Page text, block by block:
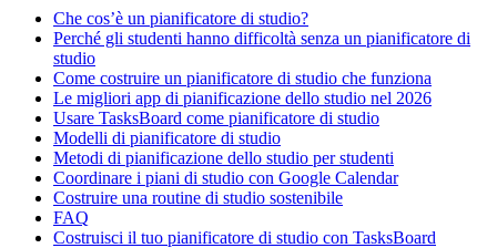
Che cos’è un pianificatore di studio?
Perché gli studenti hanno difficoltà senza un pianificatore di
studio
Come costruire un pianificatore di studio che funziona
Le migliori app di pianificazione dello studio nel 2026
Usare TasksBoard come pianificatore di studio
Modelli di pianificatore di studio
Metodi di pianificazione dello studio per studenti
Coordinare i piani di studio con Google Calendar
Costruire una routine di studio sostenibile
FAQ
Costruisci il tuo pianificatore di studio con TasksBoard